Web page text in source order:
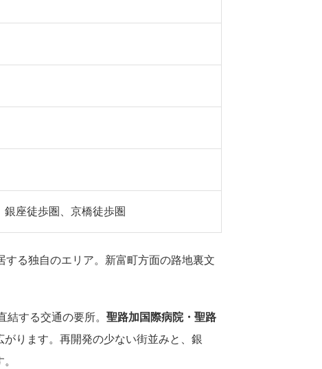
座徒歩圏、京橋徒歩圏
する独自のエリア。新富町方面の路地裏文
する交通の要所。 聖路加国際病院・聖路
ります。再開発の少ない街並みと、銀